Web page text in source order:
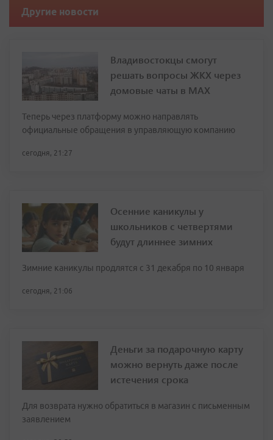
Другие новости
Владивостокцы смогут
решать вопросы ЖКХ через
домовые чаты в МАХ
Теперь через платформу можно направлять
официальные обращения в управляющую компанию
сегодня, 21:27
Осенние каникулы у
школьников с четвертями
будут длиннее зимних
Зимние каникулы продлятся с 31 декабря по 10 января
сегодня, 21:06
Деньги за подарочную карту
можно вернуть даже после
истечения срока
Для возврата нужно обратиться в магазин с письменным
заявлением